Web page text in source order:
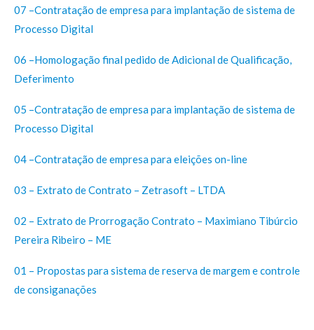
07 –Contratação de empresa para implantação de sistema de
Processo Digital
06 –Homologação final pedido de Adicional de Qualificação,
Deferimento
05 –Contratação de empresa para implantação de sistema de
Processo Digital
04 –Contratação de empresa para eleições on-line
03 – Extrato de Contrato – Zetrasoft – LTDA
02 – Extrato de Prorrogação Contrato – Maximiano Tibúrcio
Pereira Ribeiro – ME
01 – Propostas para sistema de reserva de margem e controle
de consiganações